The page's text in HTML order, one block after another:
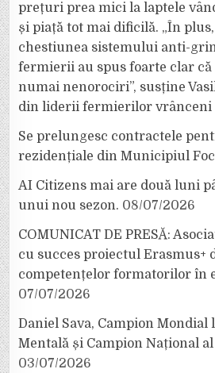
prețuri prea mici la laptele
și piață tot mai dificilă. „În
chestiunea sistemului anti-
fermierii au spus foarte clar că
numai nenorociri”, susține
din liderii fermierilor vrânceni
Se prelungesc contractele
rezidențiale din Municipiul
AI Citizens mai are două luni
unui nou sezon. 08/07/2026
COMUNICAT DE PRESĂ:
cu succes proiectul Erasmus+
competențelor formatorilor în
07/07/2026
Daniel Sava, Campion
Mentală și Campion Național
03/07/2026